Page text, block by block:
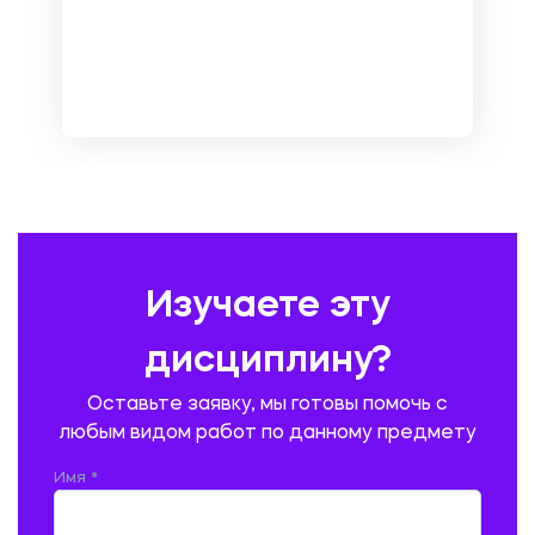
ПРОИЗВОДСТВО ПРОДУКЦИИ И ОРГАНИЗАЦИЯ ОБЩЕСТВЕННОГО
ПРОМЫШЛЕННОЕ И ГРАЖДАНСКОЕ СТРОИТЕЛЬСТВО
Изучаете эту
дисциплину?
Оставьте заявку, мы готовы помочь с
любым видом работ по данному предмету
Имя *